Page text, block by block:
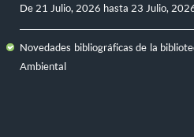
De21 Julio, 2026 hasta 23 Julio,
Novedades bibliográficas de la
Ambiental